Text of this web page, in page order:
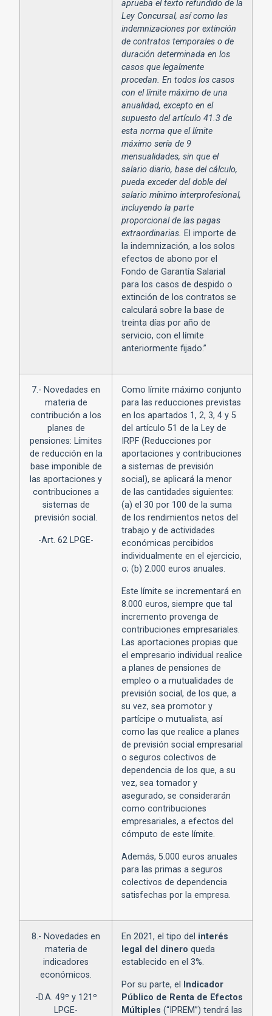
aprueba el texto refundido de la
Ley Concursal, así como las
indemnizaciones por extinción
de contratos temporales o de
duración determinada en los
casos que legalmente
procedan. En todos los casos
con el límite máximo de una
anualidad, excepto en el
supuesto del artículo 41.3 de
esta norma que el límite
máximo sería de 9
mensualidades, sin que el
salario diario, base del cálculo,
pueda exceder del doble del
salario mínimo interprofesional,
incluyendo la parte
proporcional de las pagas
extraordinarias. El importe de
la indemnización, a los solos
efectos de abono por el
Fondo de Garantía Salarial
para los casos de despido o
extinción de los contratos se
calculará sobre la base de
treinta días por año de
servicio, con el límite
anteriormente fijado.”
7.- Novedades en
materia de
contribución a los
planes de
pensiones: Límites
de reducción en la
base imponible de
las aportaciones y
contribuciones a
sistemas de
previsión social.
-Art. 62 LPGE-
Como límite máximo conjunto
para las reducciones previstas
en los apartados 1, 2, 3, 4 y 5
del artículo 51 de la Ley de
IRPF (Reducciones por
aportaciones y contribuciones
a sistemas de previsión
social), se aplicará la menor
de las cantidades siguientes:
(a) el 30 por 100 de la suma
de los rendimientos netos del
trabajo y de actividades
económicas percibidos
individualmente en el ejercicio,
o; (b) 2.000 euros anuales.
Este límite se incrementará en
8.000 euros, siempre que tal
incremento provenga de
contribuciones empresariales.
Las aportaciones propias que
el empresario individual realice
a planes de pensiones de
empleo o a mutualidades de
previsión social, de los que, a
su vez, sea promotor y
partícipe o mutualista, así
como las que realice a planes
de previsión social empresarial
o seguros colectivos de
dependencia de los que, a su
vez, sea tomador y
asegurado, se considerarán
como contribuciones
empresariales, a efectos del
cómputo de este límite.
Además, 5.000 euros anuales
para las primas a seguros
colectivos de dependencia
satisfechas por la empresa.
8.- Novedades en
materia de
indicadores
económicos.
-D.A. 49º y 121º
LPGE-
En 2021, el tipo del interés
legal del dinero queda
establecido en el 3%.
Por su parte, el
Indicador
Público de Renta de Efectos
Múltiples (“IPREM”) tendrá las